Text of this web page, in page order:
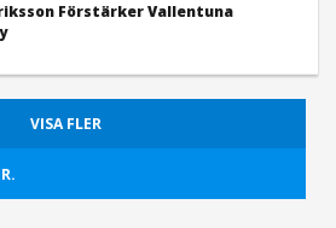
Förstärker Vallentuna
VISA FLER